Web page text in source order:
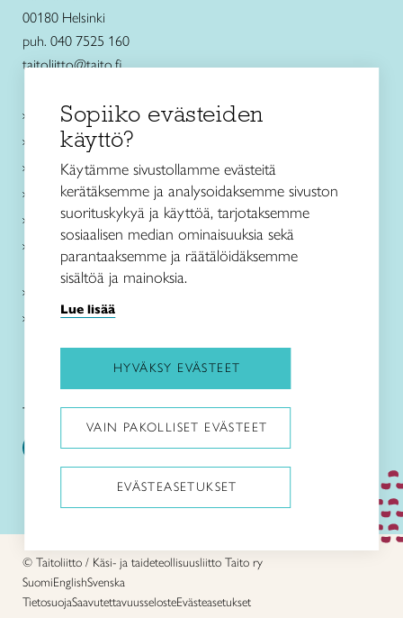
00180 Helsinki
puh. 040 7525 160
taitoliitto@taito.fi
Käsityökurssit ja koulutus
Ajankohtaista
Käsityöohjeet
Me olemme Taito
Paikallinen toiminta
Verkkokaupat
Kirjaudu Arviin
Kirjaudu Taitocampukseen
Taitoliitto: Taito-lehti:
© Taitoliitto / Käsi- ja taideteollisuusliitto Taito ry
SuomiEnglishSvenska
TietosuojaSaavutettavuusselosteEvästeasetukset
Sopiiko evästeiden
käyttö?
Käytämme sivustollamme evästeitä
kerätäksemme ja analysoidaksemme sivuston
suorituskykyä ja käyttöä, tarjotaksemme
sosiaalisen median ominaisuuksia sekä
parantaaksemme ja räätälöidäksemme
sisältöä ja mainoksia.
Lue lisää
HYVÄKSY EVÄSTEET
VAIN PAKOLLISET EVÄSTEET
EVÄSTEASETUKSET